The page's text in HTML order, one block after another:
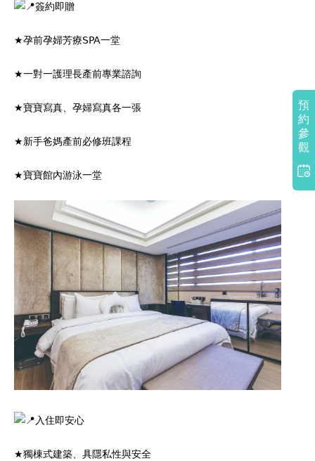
簽約即贈
★孕前孕婦芳療SPA一堂
★一對一護理長產前專業諮詢
★寶寶寫真、孕婦寫真各一張
★新手爸媽產前必修班課程
★寶寶館內游泳一堂
入住即安心
★獨棟式建築、具隱私性與安全
預
約
參
觀